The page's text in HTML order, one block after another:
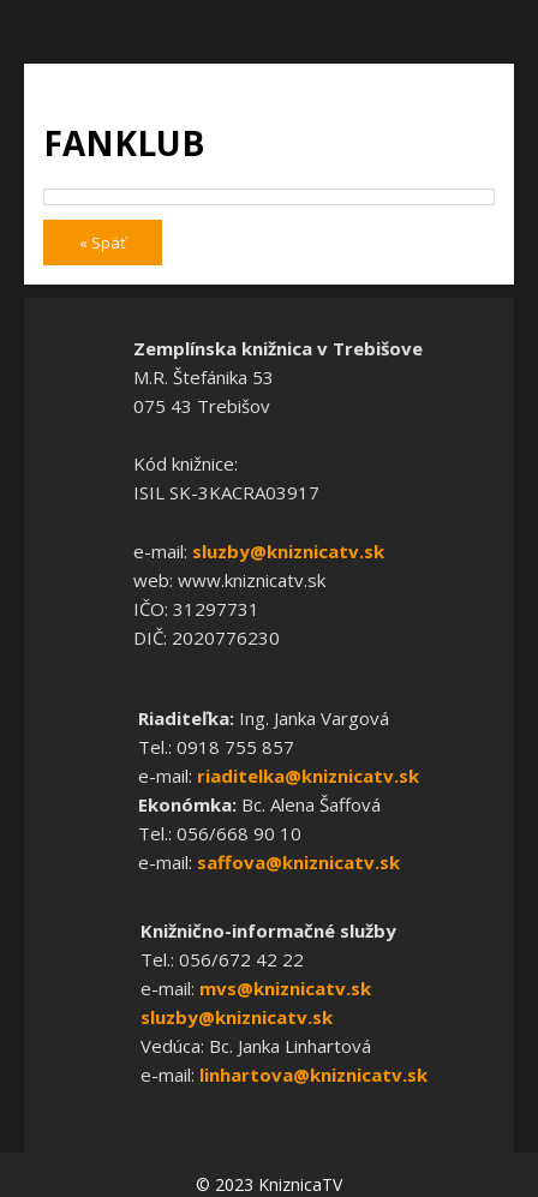
FANKLUB
« Späť
Zemplínska knižnica v Trebišove
M.R. Štefánika 53
075 43 Trebišov
Kód knižnice:
ISIL SK-3KACRA03917
e-mail: sluzby@kniznicatv.sk
web: www.kniznicatv.sk
IČO: 31297731
DIČ: 2020776230
Riaditeľka:Ing. Janka Vargová
Tel.: 0918 755 857
e-mail: riaditelka@kniznicatv.sk
Ekonómka:Bc. Alena Šaffová
Tel.: 056/668 90 10
e-mail: saffova@kniznicatv.sk
Knižnično-informačné služby
Tel.: 056/672 42 22
e-mail: mvs@kniznicatv.sk
sluzby@kniznicatv.sk
Vedúca: Bc. Janka Linhartová
e-mail: linhartova@kniznicatv.sk
© 2023 KniznicaTV